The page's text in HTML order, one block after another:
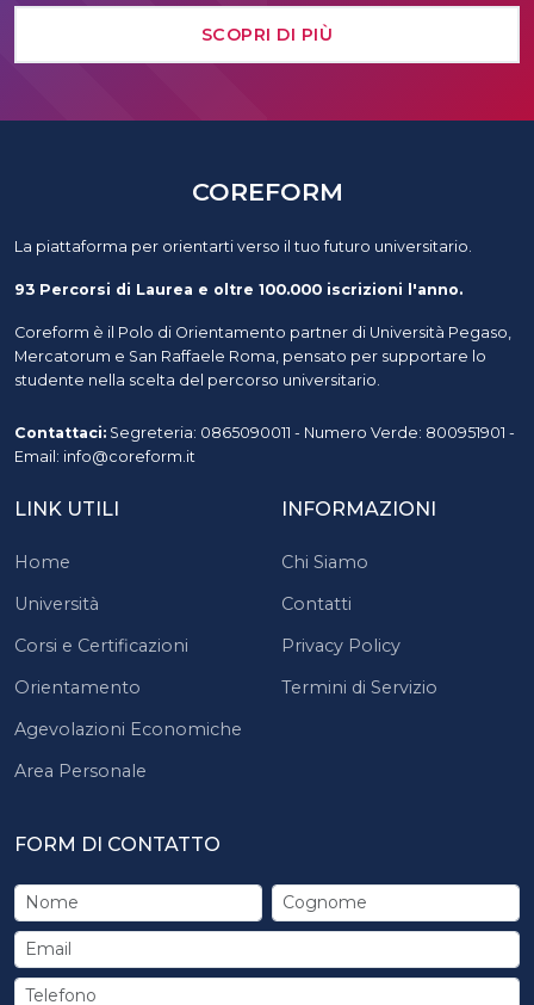
SCOPRI DI PIÙ
COREFORM
La piattaforma per orientarti verso il tuo futuro universitario.
93 Percorsi di Laurea e oltre 100.000 iscrizioni l'anno.
Coreform è il Polo di Orientamento partner di Università Pegaso,
Mercatorum e San Raffaele Roma, pensato per supportare lo
studente nella scelta del percorso universitario.
Contattaci: Segreteria: 0865090011 - Numero Verde: 800951901 -
Email: info@coreform.it
LINK UTILI
Home
Università
Corsi e Certificazioni
Orientamento
Agevolazioni Economiche
Area Personale
INFORMAZIONI
Chi Siamo
Contatti
Privacy Policy
Termini di Servizio
FORM DI CONTATTO